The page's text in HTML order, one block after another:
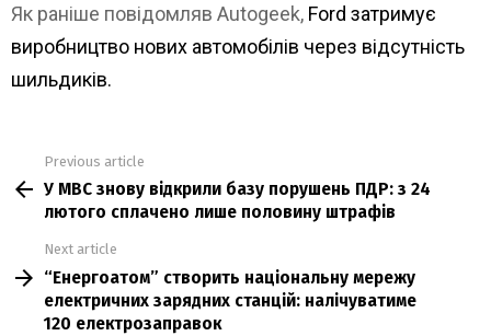
Як раніше повідомляв Autogeek, Ford затримує
виробництво нових автомобілів через відсутність
шильдиків.
more
Previous article
У МВС знову відкрили базу порушень ПДР: з 24
лютого сплачено лише половину штрафів
Next article
“Енергоатом” створить національну мережу
електричних зарядних станцій: налічуватиме
120 електрозаправок